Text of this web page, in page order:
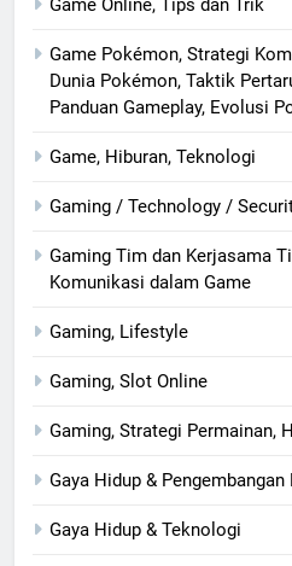
Game Online, Tips dan Trik
Game Pokémon, Strategi
Dunia Pokémon, Taktik
Panduan Gameplay, Evolusi
Game, Hiburan, Teknologi
Gaming / Technology /
Gaming Tim dan Kerjasama
Komunikasi dalam Game
Gaming, Lifestyle
Gaming, Slot Online
Gaming, Strategi Permainan,
Gaya Hidup & Pengembangan
Gaya Hidup & Teknologi